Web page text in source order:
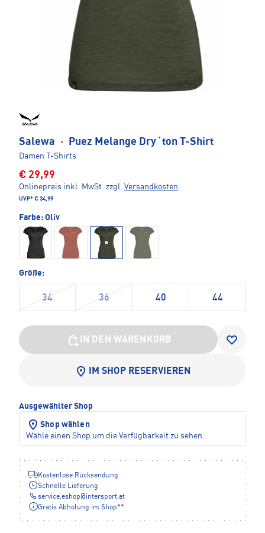
Salewa · Puez Melange Dry´ton T-Shirt
Damen T-Shirts
€ 29,99
Onlinepreis inkl. MwSt. zzgl. Versandkosten
UVP* € 34,99
Farbe: Oliv
Größe:
34 36 40 44
IN DEN WARENKORB
IM SHOP RESERVIEREN
Ausgewählter Shop
Shop wählen
Wähle einen Shop um die Verfügbarkeit zu sehen
Kostenlose Rücksendung
Schnelle Lieferung
service.eshop@ intersport.at
Gratis Abholung im Shop**